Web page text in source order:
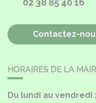
Contactez-
HORAIRES DE LA
Du lundi au vendredi :